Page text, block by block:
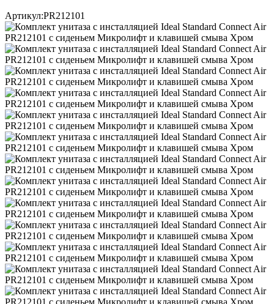
Артикул:PR212101